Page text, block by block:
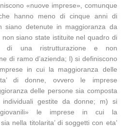
«nuove imprese», comunque
hanno meno di cinque anni di
siano detenute in maggioranza da
siano state istituite nel quadro di
di una ristrutturazione e non
di ramo d’azienda; l) si definiscono
in cui la maggioranza delle
di donne, ovvero le imprese
delle persone sia composta
gestite da donne; m) si
giovanili» le imprese in cui la
nella titolarita’ di soggetti con eta’